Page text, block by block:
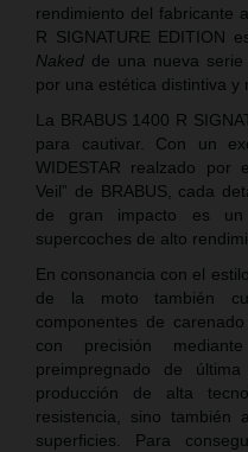
rendimiento del fabricante
R SIGNATURE EDITION
Naked de una nueva
por una estética distintiva y
La BRABUS 1400 R
para cautivar. Con un
WIDESTAR realzado por
Veil” de BRABUS, cada
de gran impacto es
supercoches de alto
En consonancia con el
de la moto también
componentes de
con precisión
preimpregnado de
producción de alta
resistencia, sino también
superficies. Para